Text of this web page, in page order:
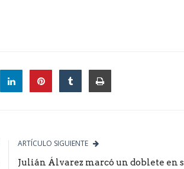
ARTÍCULO SIGUIENTE
Julián Álvarez marcó un doblete en